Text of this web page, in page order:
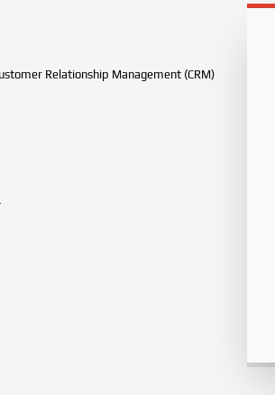
Relationship Management (CRM)